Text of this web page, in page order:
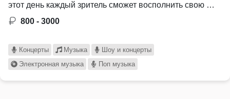
этот день каждый зритель сможет восполнить свою …
800 - 3000
Концерты Музыка
Шоу и концерты
Электронная музыка
Поп музыка